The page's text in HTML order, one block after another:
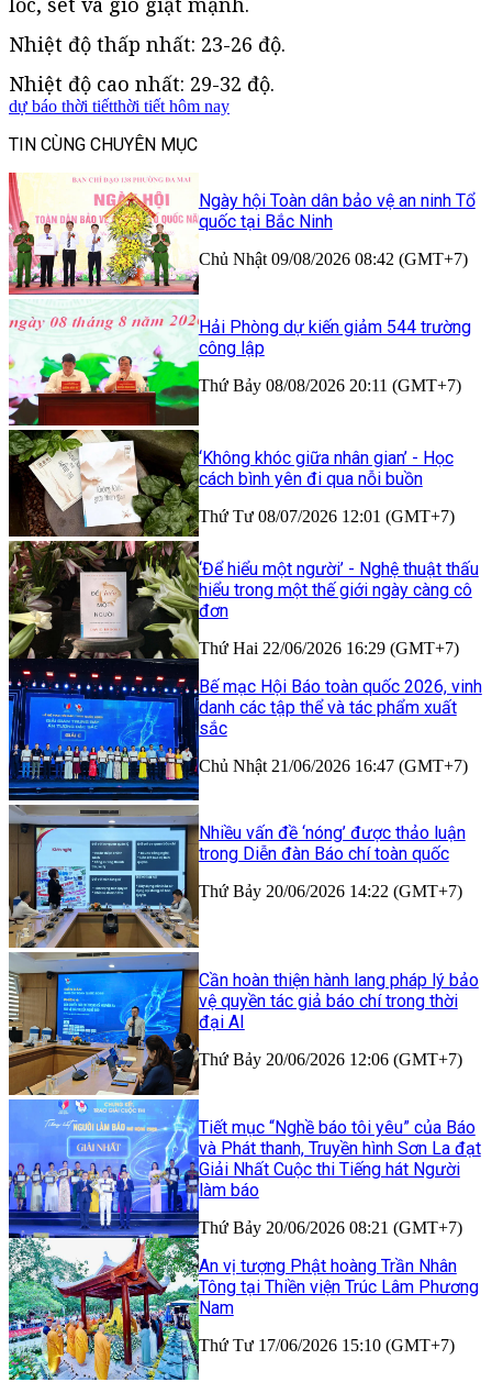
Nhiệt độ thấp nhất: 23-26 độ.
Nhiệt độ cao nhất: 29-32 độ.
dự báo thời tiếtthời tiết hôm nay
TIN CÙNG CHUYÊN MỤC
Ngày hội Toàn dân bảo vệ an ninh Tổ
quốc tại Bắc Ninh
Chủ Nhật 09/08/2026 08:42 (GMT+7)
Hải Phòng dự kiến giảm 544 trường
công lập
Thứ Bảy 08/08/2026 20:11 (GMT+7)
‘Không khóc giữa nhân gian’ - Học
cách bình yên đi qua nỗi buồn
Thứ Tư 08/07/2026 12:01 (GMT+7)
‘Để hiểu một người’ - Nghệ thuật thấu
hiểu trong một thế giới ngày càng cô
đơn
Thứ Hai 22/06/2026 16:29 (GMT+7)
Bế mạc Hội Báo toàn quốc 2026, vinh
danh các tập thể và tác phẩm xuất
sắc
Chủ Nhật 21/06/2026 16:47 (GMT+7)
Nhiều vấn đề ‘nóng’ được thảo luận
trong Diễn đàn Báo chí toàn quốc
Thứ Bảy 20/06/2026 14:22 (GMT+7)
Cần hoàn thiện hành lang pháp lý bảo
vệ quyền tác giả báo chí trong thời
đại AI
Thứ Bảy 20/06/2026 12:06 (GMT+7)
Tiết mục “Nghề báo tôi yêu” của Báo
và Phát thanh, Truyền hình Sơn La đạt
Giải Nhất Cuộc thi Tiếng hát Người
làm báo
Thứ Bảy 20/06/2026 08:21 (GMT+7)
An vị tượng Phật hoàng Trần Nhân
Tông tại Thiền viện Trúc Lâm Phương
Nam
Thứ Tư 17/06/2026 15:10 (GMT+7)